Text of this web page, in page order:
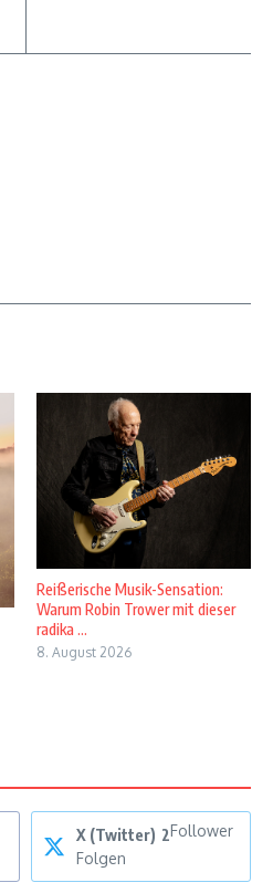
Reißerische Musik-Sensation:
Warum Robin Trower mit dieser
radika ...
8. August 2026
X (Twitter) 2Follower
Folgen